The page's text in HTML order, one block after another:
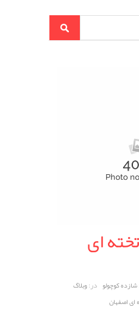
ای
شازده کوچولو در:وبلاگ
اصفهان